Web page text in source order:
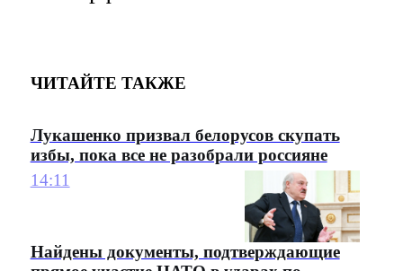
ЧИТАЙТЕ ТАКЖЕ
Лукашенко призвал белорусов скупать
избы, пока все не разобрали россияне
14:11
Найдены документы, подтверждающие